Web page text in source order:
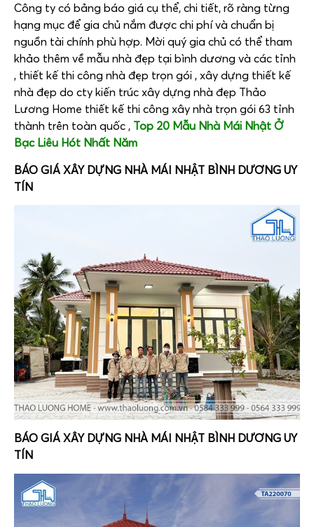
Công ty có bảng báo giá cụ thể, chi tiết, rõ ràng từng
hạng mục để gia chủ nắm được chi phí và chuẩn bị
nguồn tài chính phù hợp. Mời quý gia chủ có thể tham
khảo thêm về mẫu nhà đẹp tại bình dương và các tỉnh
, thiết kế thi công nhà đẹp trọn gói , xây dựng thiết kế
nhà đẹp do cty kiến trúc xây dựng nhà đẹp Thảo
Lương Home thiết kế thi công xây nhà trọn gói 63 tỉnh
thành trên toàn quốc , Top 20 Mẫu Nhà Mái Nhật Ở
Bạc Liêu Hót Nhất Năm
BÁO GIÁ XÂY DỰNG NHÀ MÁI NHẬT BÌNH DƯƠNG UY
TÍN
BÁO GIÁ XÂY DỰNG NHÀ MÁI NHẬT BÌNH DƯƠNG UY
TÍN